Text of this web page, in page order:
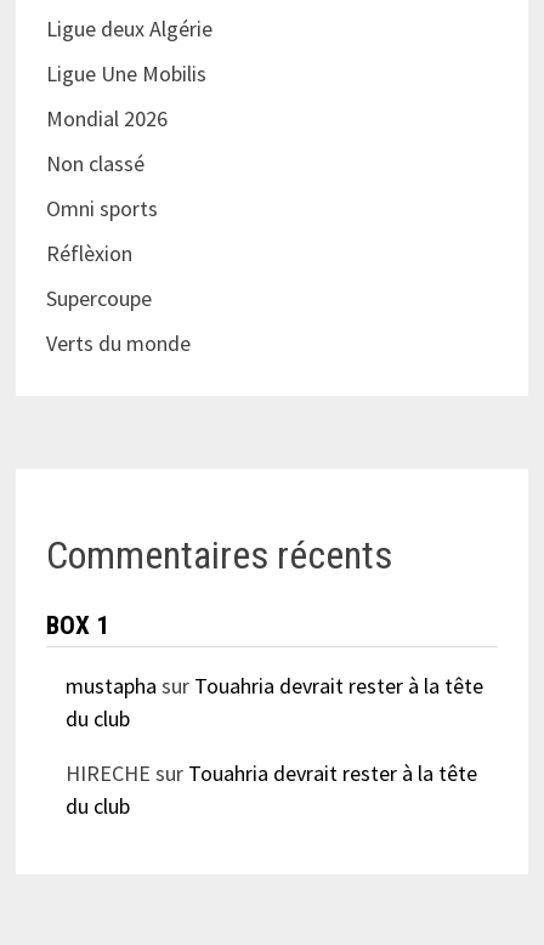
Ligue deux Algérie
Ligue Une Mobilis
Mondial 2026
Non classé
Omni sports
Réflèxion
Supercoupe
Verts du monde
Commentaires récents
BOX 1
mustapha sur Touahria devrait rester à la tête
du club
HIRECHE sur Touahria devrait rester à la tête
du club